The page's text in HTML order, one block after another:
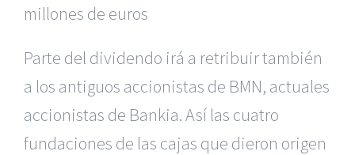
millones de euros
Parte del dividendo irá a retribuir también
a los antiguos accionistas de BMN, actuales
accionistas de Bankia. Así las cuatro
fundaciones de las cajas que dieron origen